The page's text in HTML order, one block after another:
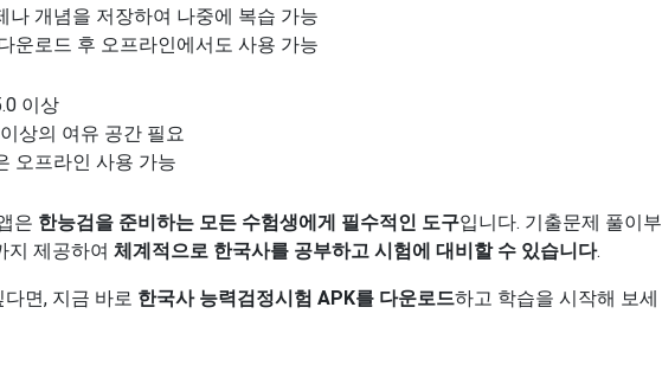
나 개념을 저장하여 나중에 복습 가능
운로드 후 오프라인에서도 사용 가능
이상
상의 여유 공간 필요
오프라인 사용 가능
은 한능검을 준비하는 모든 수험생에게 필수적인 도구입니다. 기출문제 풀이부
지 제공하여 체계적으로 한국사를 공부하고 시험에 대비할 수 있습니다.
면, 지금 바로 한국사 능력검정시험 APK를 다운로드하고 학습을 시작해 보세